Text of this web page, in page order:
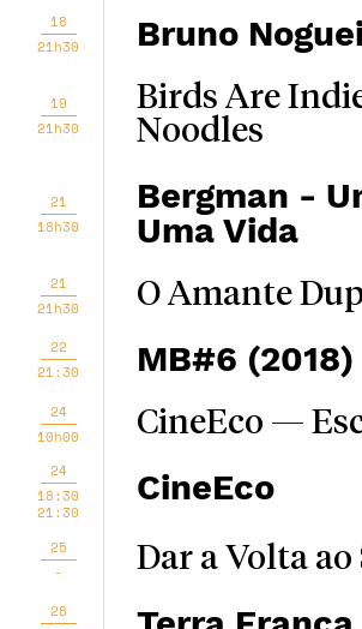
18
21h30
Bruno
19
21h30
Birds Are
Noodles
21
18h30
Bergman -
Uma Vida
21
21h30
O Amante
22
21:30
MB#6 (2018)
24
10h00
CineEco —
24
18:30
21:30
CineEco
25
-
Dar a Volta ao
28